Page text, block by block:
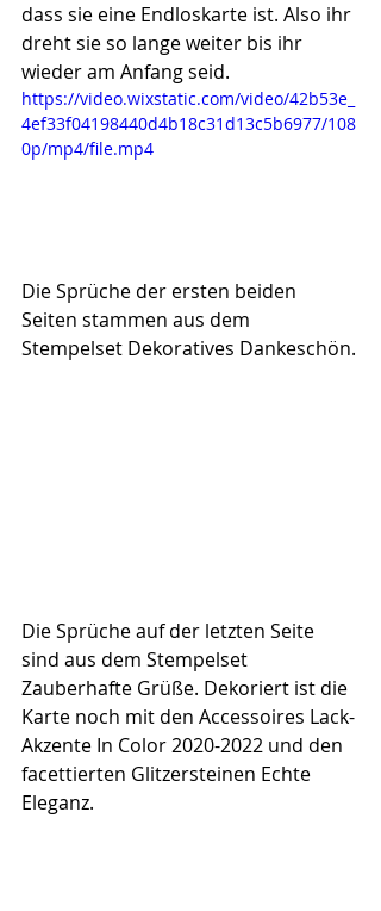
dass sie eine Endloskarte ist. Also ihr
dreht sie so lange weiter bis ihr
wieder am Anfang seid.
https://video.wixstatic.com/video/42b53e_
4ef33f04198440d4b18c31d13c5b6977/108
0p/mp4/file.mp4
Die Sprüche der ersten beiden
Seiten stammen aus dem
Stempelset Dekoratives Dankeschön.
Die Sprüche auf der letzten Seite
sind aus dem Stempelset
Zauberhafte Grüße. Dekoriert ist die
Karte noch mit den Accessoires Lack-
Akzente In Color 2020-2022 und den
facettierten Glitzersteinen Echte
Eleganz.